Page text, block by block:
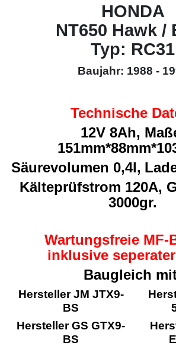
HONDA
NT650 Hawk /
Typ: RC31
Baujahr: 1988 -
Technische
12V8Ah,
Säurevolumen 0,4l,
Kälteprüfstrom 120A,
3000gr.
Wartungsfreie MF-
inklusive
Baugleich
Hersteller JM JTX9-
BS
Hersteller GS GTX9-
BS